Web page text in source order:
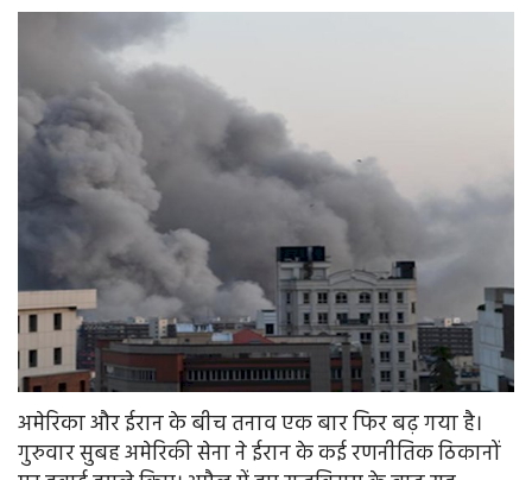
अमेरिका और ईरान के बीच तनाव एक बार फिर बढ़ गया है।
गुरुवार सुबह अमेरिकी सेना ने ईरान के कई रणनीतिक ठिकानों